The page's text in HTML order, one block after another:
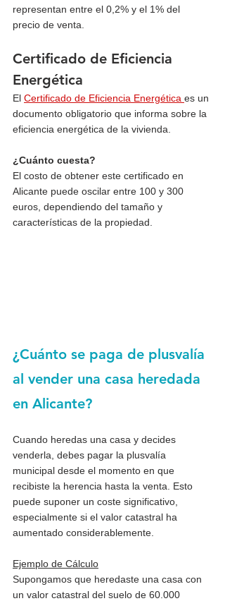
representan entre el 0,2% y el 1% del
precio de venta.
Certificado de Eficiencia
Energética
El Certificado de Eficiencia Energética es un
documento obligatorio que informa sobre la
eficiencia energética de la vivienda.
¿Cuánto cuesta?
El costo de obtener este certificado en
Alicante puede oscilar entre 100 y 300
euros, dependiendo del tamaño y
características de la propiedad.
¿Cuánto se paga de plusvalía
al vender una casa heredada
en Alicante?
Cuando heredas una casa y decides
venderla, debes pagar la plusvalía
municipal desde el momento en que
recibiste la herencia hasta la venta. Esto
puede suponer un coste significativo,
especialmente si el valor catastral ha
aumentado considerablemente.
Ejemplo de Cálculo
Supongamos que heredaste una casa con
un valor catastral del suelo de 60.000